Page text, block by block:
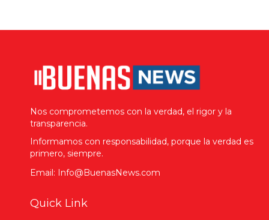
Nos comprometemos con la verdad, el rigor y la
transparencia.
Informamos con responsabilidad, porque la verdad es
primero, siempre.
Email: Info@BuenasNews.com
Quick Link